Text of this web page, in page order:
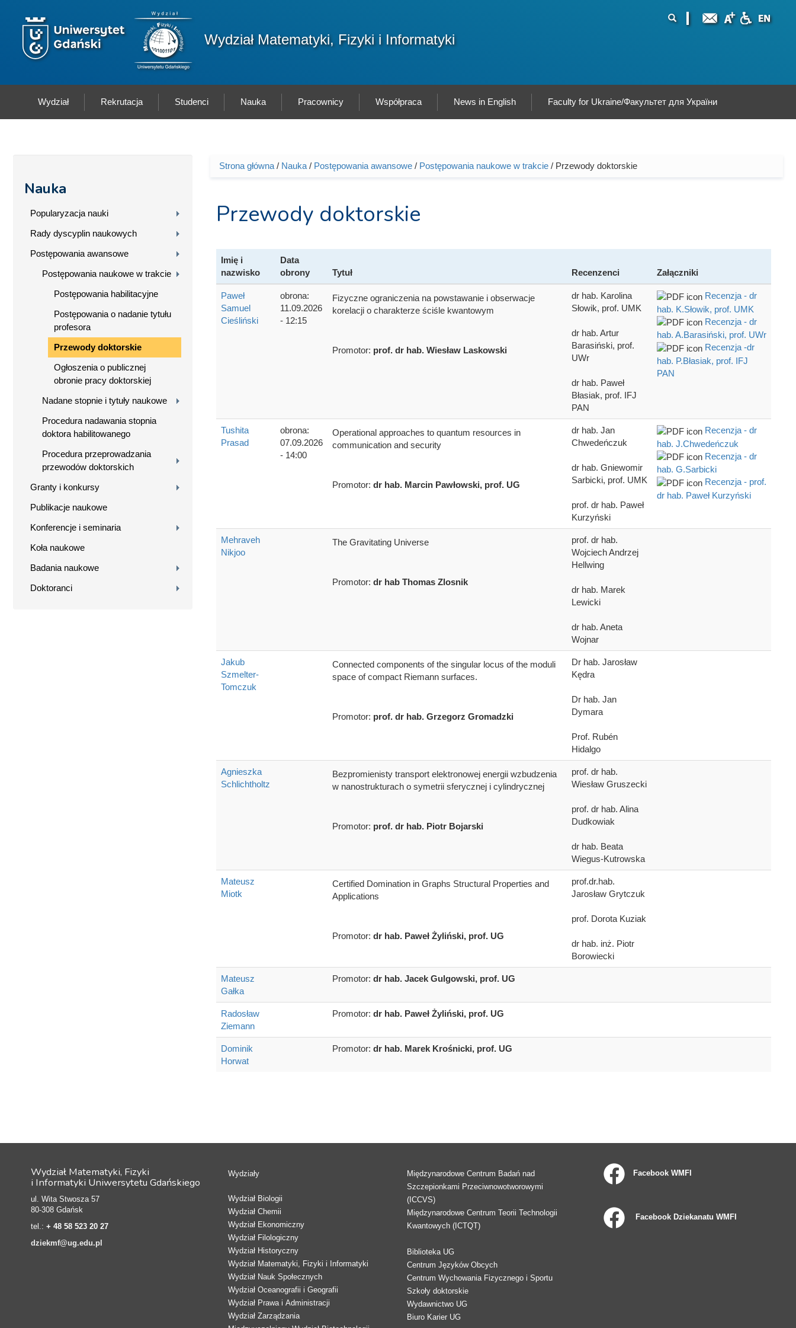
Wydział Matematyki, Fizyki i Informatyki
Wydział Rekrutacja Studenci Nauka Pracownicy Współpraca News in English Faculty for Ukraine/Факультет для України
Nauka
Popularyzacja nauki
Rady dyscyplin naukowych
Postępowania awansowe
Postępowania naukowe w trakcie
Postępowania habilitacyjne
Postępowania o nadanie tytułu
profesora
Przewody doktorskie
Ogłoszenia o publicznej
obronie pracy doktorskiej
Nadane stopnie i tytuły naukowe
Procedura nadawania stopnia
doktora habilitowanego
Procedura przeprowadzania
przewodów doktorskich
Granty i konkursy
Publikacje naukowe
Konferencje i seminaria
Koła naukowe
Badania naukowe
Doktoranci
Jesteś tutaj
Strona główna/ Nauka/ Postępowania awansowe/ Postępowania naukowe w trakcie/ Przewody doktorskie
Przewody doktorskie
Imię i
nazwisko
Data
obrony
Tytuł Recenzenci Załączniki
Paweł
Samuel
Cieśliński
obrona:
11.09.2026
- 12:15
Fizyczne ograniczenia na powstawanie i obserwacje
korelacji o charakterze ściśle kwantowym
Promotor: prof. dr hab. Wiesław Laskowski
dr hab. Karolina
Słowik, prof. UMK
dr hab. Artur
Barasiński, prof.
UWr
dr hab. Paweł
Błasiak, prof. IFJ
PAN
Recenzja - dr
hab. K.Słowik, prof. UMK
Recenzja - dr
hab. A.Barasiński, prof. UWr
Recenzja -dr
hab. P.Błasiak, prof. IFJ
PAN
Tushita
Prasad
obrona:
07.09.2026
- 14:00
Operational approaches to quantum resources in
communication and security
Promotor: dr hab. Marcin Pawłowski, prof. UG
dr hab. Jan
Chwedeńczuk
dr hab. Gniewomir
Sarbicki, prof. UMK
prof. dr hab. Paweł
Kurzyński
Recenzja - dr
hab. J.Chwedeńczuk
Recenzja - dr
hab. G.Sarbicki
Recenzja - prof.
dr hab. Paweł Kurzyński
Mehraveh
Nikjoo
The Gravitating Universe
Promotor: dr hab Thomas Zlosnik
prof. dr hab.
Wojciech Andrzej
Hellwing
dr hab. Marek
Lewicki
dr hab. Aneta
Wojnar
Jakub
Szmelter-
Tomczuk
Connected components of the singular locus of the moduli
space of compact Riemann surfaces.
Promotor: prof. dr hab. Grzegorz Gromadzki
Dr hab. Jarosław
Kędra
Dr hab. Jan
Dymara
Prof. Rubén
Hidalgo
Agnieszka
Schlichtholtz
Bezpromienisty transport elektronowej energii wzbudzenia
w nanostrukturach o symetrii sferycznej i cylindrycznej
Promotor: prof. dr hab. Piotr Bojarski
prof. dr hab.
Wiesław Gruszecki
prof. dr hab. Alina
Dudkowiak
dr hab. Beata
Wiegus-Kutrowska
Mateusz
Miotk
Certified Domination in Graphs Structural Properties and
Applications
Promotor: dr hab. Paweł Żyliński, prof. UG
prof.dr.hab.
Jarosław Grytczuk
prof. Dorota Kuziak
dr hab. inż. Piotr
Borowiecki
Mateusz
Gałka
Promotor: dr hab. Jacek Gulgowski, prof. UG
Radosław
Ziemann
Promotor: dr hab. Paweł Żyliński, prof. UG
Dominik
Horwat
Promotor: dr hab. Marek Krośnicki, prof. UG
Wydział Matematyki, Fizyki
i Informatyki Uniwersytetu Gdańskiego
ul. Wita Stwosza 57
80-308 Gdańsk
tel.: + 48 58 523 20 27
dziekmf@ug.edu.pl
Wydziały
Wydział Biologii
Wydział Chemii
Wydział Ekonomiczny
Wydział Filologiczny
Wydział Historyczny
Wydział Matematyki, Fizyki i Informatyki
Wydział Nauk Społecznych
Wydział Oceanografii i Geografii
Wydział Prawa i Administracji
Wydział Zarządzania
Międzynarodowe Centrum Badań nad
Szczepionkami Przeciwnowotworowymi
(ICCVS)
Międzynarodowe Centrum Teorii Technologii
Kwantowych (ICTQT)
Biblioteka UG
Centrum Języków Obcych
Centrum Wychowania Fizycznego i Sportu
Szkoły doktorskie
Wydawnictwo UG
Biuro Karier UG
Facebook WMFI
Facebook Dziekanatu WMFI